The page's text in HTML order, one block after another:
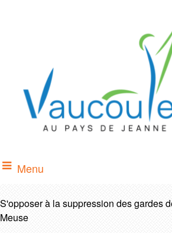
Menu
S'opposer à la suppression des gardes
Meuse